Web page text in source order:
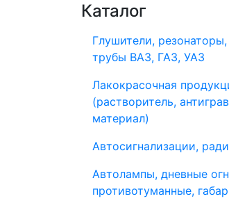
Каталог
Глушители,
трубы ВАЗ, ГАЗ, УАЗ
Лакокрасочная
(растворитель,
материал)
Автосигнализации,
Автолампы, дневные
противотуманные,